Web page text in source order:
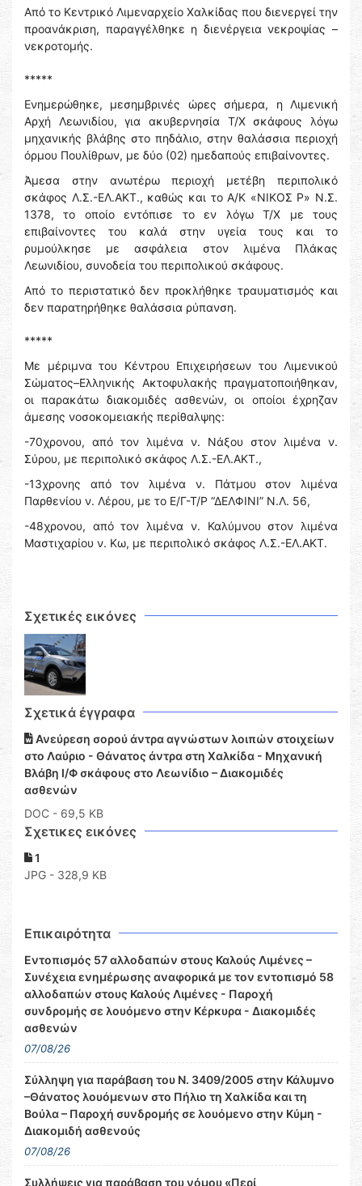
Από το Κεντρικό Λιμεναρχείο Χαλκίδας που διενεργεί την
προανάκριση, παραγγέλθηκε η διενέργεια νεκροψίας –
νεκροτομής.
*****
Ενημερώθηκε, μεσημβρινές ώρες σήμερα, η Λιμενική
Αρχή Λεωνιδίου, για ακυβερνησία Τ/Χ σκάφους λόγω
μηχανικής βλάβης στο πηδάλιο, στην θαλάσσια περιοχή
όρμου Πουλίθρων, με δύο (02) ημεδαπούς επιβαίνοντες.
Άμεσα στην ανωτέρω περιοχή μετέβη περιπολικό
σκάφος Λ.Σ.-ΕΛ.ΑΚΤ., καθώς και το Α/Κ «ΝΙΚΟΣ Ρ» Ν.Σ.
1378, το οποίο εντόπισε το εν λόγω Τ/Χ με τους
επιβαίνοντες του καλά στην υγεία τους και το
ρυμούλκησε με ασφάλεια στον λιμένα Πλάκας
Λεωνιδίου, συνοδεία του περιπολικού σκάφους.
Από το περιστατικό δεν προκλήθηκε τραυματισμός και
δεν παρατηρήθηκε θαλάσσια ρύπανση.
*****
Με μέριμνα του Κέντρου Επιχειρήσεων του Λιμενικού
Σώματος–Ελληνικής Ακτοφυλακής πραγματοποιήθηκαν,
οι παρακάτω διακομιδές ασθενών, οι οποίοι έχρηζαν
άμεσης νοσοκομειακής περίθαλψης:
-70χρονου, από τον λιμένα ν. Νάξου στον λιμένα ν.
Σύρου, με περιπολικό σκάφος Λ.Σ.-ΕΛ.ΑΚΤ.,
-13χρονης από τον λιμένα ν. Πάτμου στον λιμένα
Παρθενίου ν. Λέρου, με το Ε/Γ-Τ/Ρ “ΔΕΛΦΙΝΙ” Ν.Λ. 56,
-48χρονου, από τον λιμένα ν. Καλύμνου στον λιμένα
Μαστιχαρίου ν. Κω, με περιπολικό σκάφος Λ.Σ.-ΕΛ.ΑΚΤ.
Σχετικές εικόνες
Σχετικά έγγραφα
Ανεύρεση σορού άντρα αγνώστων λοιπών στοιχείων
στο Λαύριο - Θάνατος άντρα στη Χαλκίδα - Μηχανική
Βλάβη Ι/Φ σκάφους στο Λεωνίδιο – Διακομιδές
ασθενών
DOC - 69,5 KB
Σχετικες εικόνες
1
JPG - 328,9 KB
Επικαιρότητα
Εντοπισμός 57 αλλοδαπών στους Καλούς Λιμένες –
Συνέχεια ενημέρωσης αναφορικά με τον εντοπισμό 58
αλλοδαπών στους Καλούς Λιμένες - Παροχή
συνδρομής σε λουόμενο στην Κέρκυρα - Διακομιδές
ασθενών
07/08/26
Σύλληψη για παράβαση του Ν. 3409/2005 στην Κάλυμνο
–Θάνατος λουόμενων στο Πήλιο τη Χαλκίδα και τη
Βούλα – Παροχή συνδρομής σε λουόμενο στην Κύμη -
Διακομιδή ασθενούς
07/08/26
Συλλήψεις για παράβαση του νόμου «Περί